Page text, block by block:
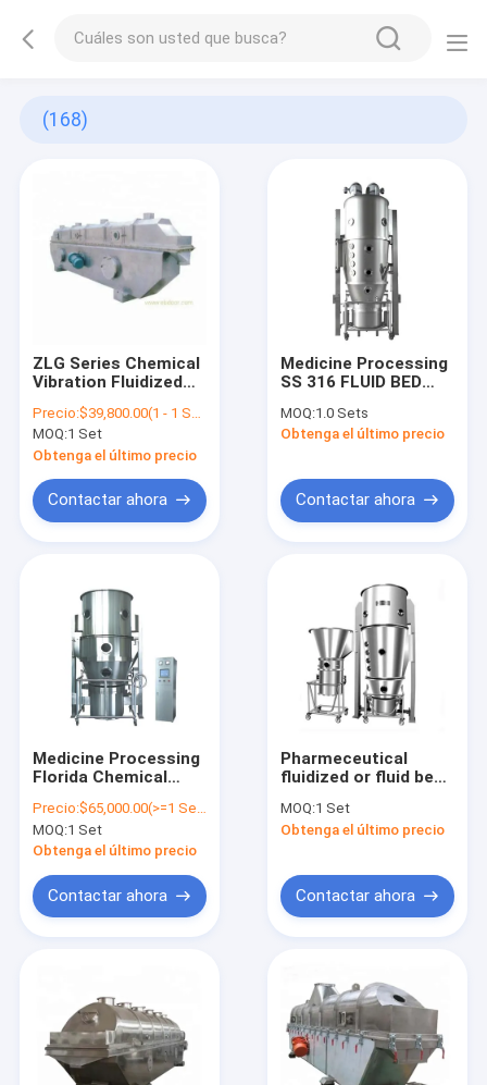
(168)
ZLG Series Chemical
Vibration Fluidized
Drying Equipment
Precio:$39,800.00(1 - 1 Sets) $39,000.00(>=2 Sets)
MOQ:1 Set
Obtenga el último precio
Contactar ahora
Medicine Processing
SS 316 FLUID BED
CHINA
MOQ:1.0 Sets
Obtenga el último precio
Contactar ahora
Medicine Processing
Florida Chemical
Granule Continuous
Drying Fluid Bed Dryer
Granulator Pelltet
Precio:$65,000.00(>=1 Sets)
MOQ:1 Set
Obtenga el último precio
Contactar ahora
Pharmeceutical
fluidized or fluid bed
drying machine
equipment mixer
MOQ:1 Set
Obtenga el último precio
Contactar ahora